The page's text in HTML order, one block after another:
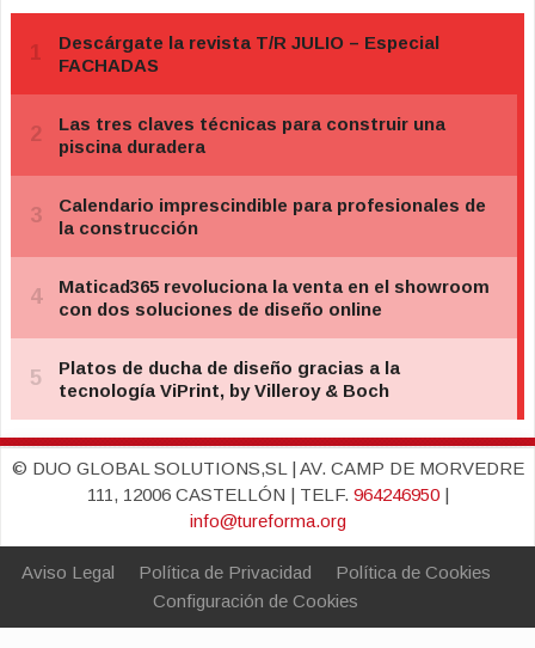
© DUO GLOBAL SOLUTIONS,SL | AV. CAMP DE MORVEDRE
111, 12006 CASTELLÓN | TELF. 964246950|
info@tureforma.org
Aviso Legal Política de Privacidad
Política de Cookies
Configuración de Cookies